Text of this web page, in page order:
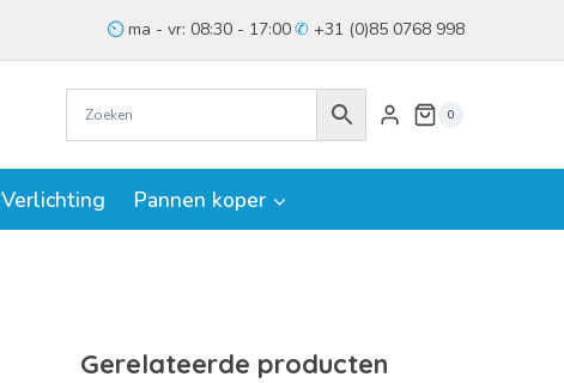
ma - vr: 08:30 - 17:00 +31 (0)85 0768 998
0
Verlichting Pannen koper
Gerelateerde producten